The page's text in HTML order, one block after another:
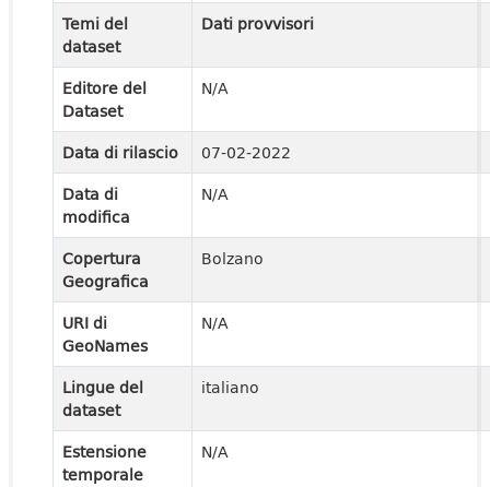
Temi del
dataset
Dati provvisori
Editore del
Dataset
N/A
Data di rilascio
07-02-2022
Data di
modifica
N/A
Copertura
Geografica
Bolzano
URI di
GeoNames
N/A
Lingue del
dataset
italiano
Estensione
temporale
N/A